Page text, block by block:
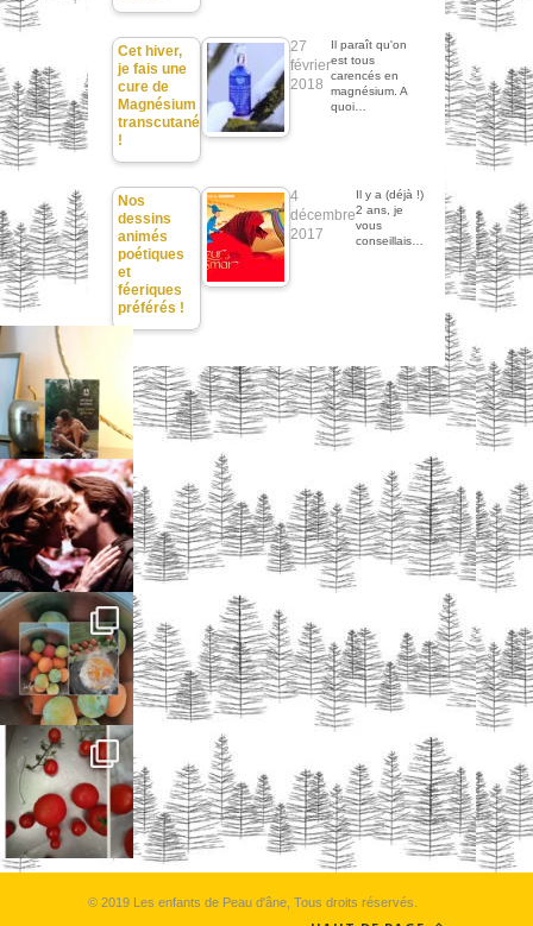
Cet hiver,
je fais une
cure de
Magnésium
transcutané
!
27
février
2018
Il paraît qu'on
est tous
carencés en
magnésium. A
quoi…
Nos
dessins
animés
poétiques
et
féeriques
préférés !
4
décembre
2017
Il y a (déjà !)
2 ans, je
vous
conseillais…
© 2019 Les enfants de Peau d'âne, Tous droits réservés.